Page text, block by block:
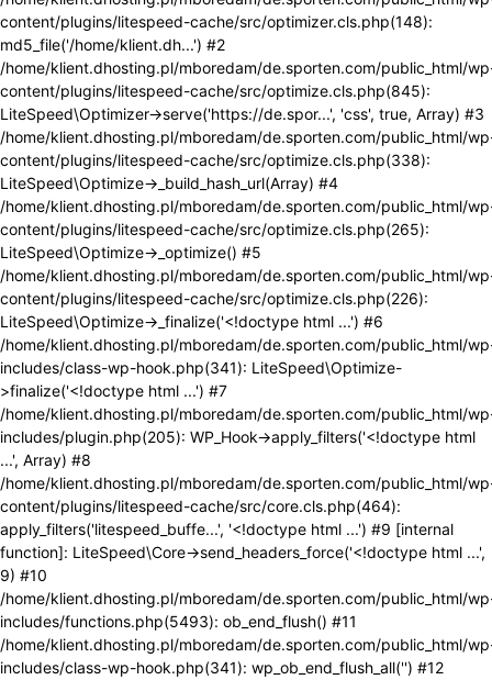
content/plugins/litespeed-cache/src/optimizer.cls.php(148):
md5_file('/home/klient.dh...') #2
/home/klient.dhosting.pl/mboredam/de.sporten.com/public_html/
content/plugins/litespeed-cache/src/optimize.cls.php(845):
LiteSpeed\Optimizer->serve('https://de.spor...', 'css', true, Array) #3
/home/klient.dhosting.pl/mboredam/de.sporten.com/public_html/
content/plugins/litespeed-cache/src/optimize.cls.php(338):
LiteSpeed\Optimize->_build_hash_url(Array) #4
/home/klient.dhosting.pl/mboredam/de.sporten.com/public_html/
content/plugins/litespeed-cache/src/optimize.cls.php(265):
LiteSpeed\Optimize->_optimize() #5
/home/klient.dhosting.pl/mboredam/de.sporten.com/public_html/
content/plugins/litespeed-cache/src/optimize.cls.php(226):
LiteSpeed\Optimize->_finalize('<!doctype html ...') #6
/home/klient.dhosting.pl/mboredam/de.sporten.com/public_html/
includes/class-wp-hook.php(341): LiteSpeed\Optimize-
>finalize('<!doctype html ...') #7
/home/klient.dhosting.pl/mboredam/de.sporten.com/public_html/
includes/plugin.php(205): WP_Hook->apply_filters('<!doctype html
...', Array) #8
/home/klient.dhosting.pl/mboredam/de.sporten.com/public_html/
content/plugins/litespeed-cache/src/core.cls.php(464):
apply_filters('litespeed_buffe...', '<!doctype html ...') #9 [internal
function]: LiteSpeed\Core->send_headers_force('<!doctype html ...',
9) #10
/home/klient.dhosting.pl/mboredam/de.sporten.com/public_html/
includes/functions.php(5493): ob_end_flush() #11
/home/klient.dhosting.pl/mboredam/de.sporten.com/public_html/
includes/class-wp-hook.php(341): wp_ob_end_flush_all('') #12